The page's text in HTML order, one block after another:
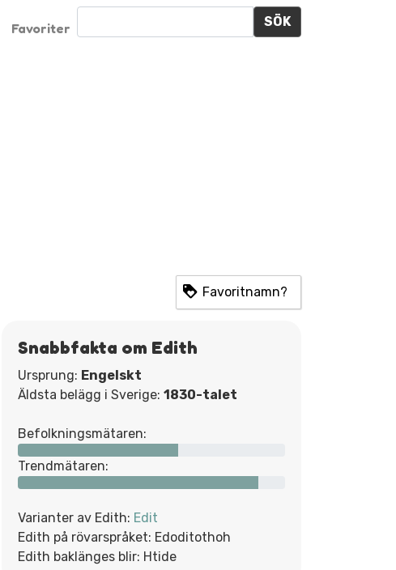
Favoriter SÖK
Favoritnamn?
Snabbfakta om Edith
Ursprung: Engelskt
Äldsta belägg i Sverige:1830-talet
Befolkningsmätaren:
Trendmätaren:
Varianter av Edith: Edit
Edith på rövarspråket: Edoditothoh
Edith baklänges blir: Htide